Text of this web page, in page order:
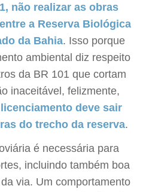
não realizar as obras
a Reserva Biológica
da Bahia. Isso porque
ambiental diz respeito
da BR 101 que cortam
inaceitável, felizmente,
licenciamento deve sair
do trecho da reserva.
é necessária para
incluindo também boa
via. Um comportamento